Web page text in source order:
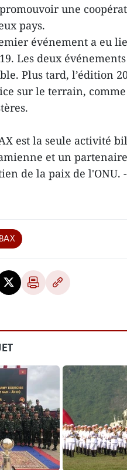
une
pays.
événement a eu
Les deux
Plus tard, l’édition
sur le terrain,
est la seule activité
et un
de la paix de l'ONU.